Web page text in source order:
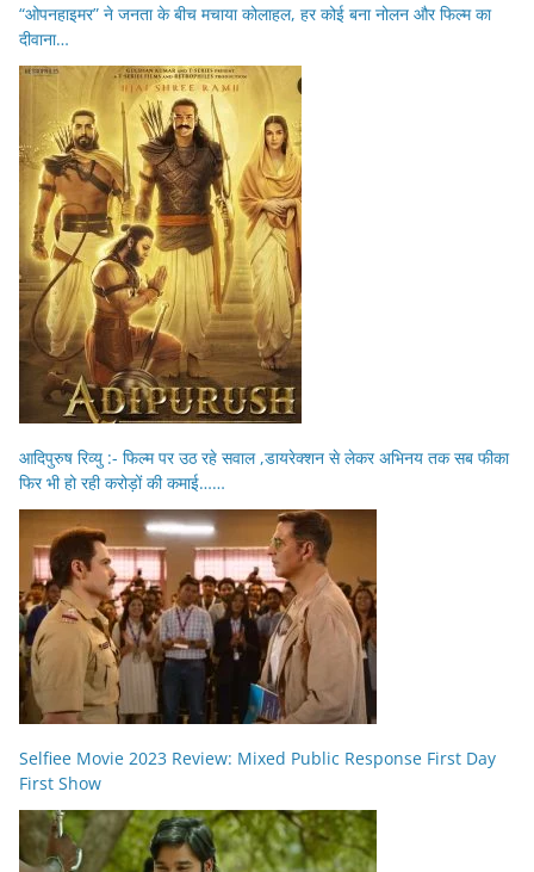
“ओपनहाइमर” ने जनता के बीच मचाया कोलाहल, हर कोई बना नोलन और फिल्म का
दीवाना…
आदिपुरुष रिव्यु :- फिल्म पर उठ रहे सवाल ,डायरेक्शन से लेकर अभिनय तक सब फीका
फिर भी हो रही करोड़ों की कमाई……
Selfiee Movie 2023 Review: Mixed Public Response First Day
First Show